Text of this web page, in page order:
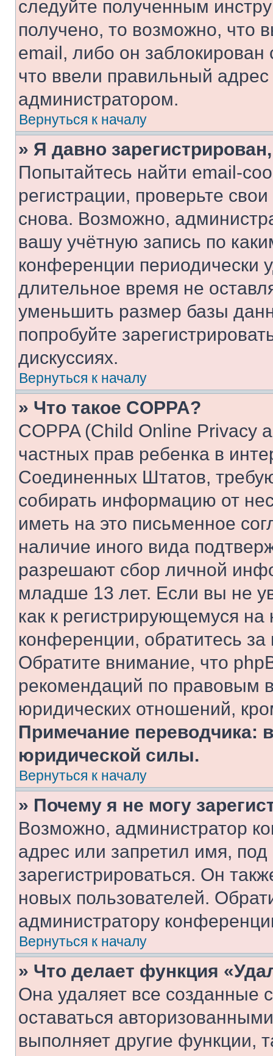
следуйте полученным
получено, то возможно, что
email, либо он
что ввели правильный адрес
администратором.
Вернуться к началу
» Я давно
Попытайтесь найти email-
регистрации, проверьте
снова. Возможно,
вашу учётную запись по
конференции периодически
длительное время не
уменьшить размер базы
попробуйте
дискуссиях.
Вернуться к началу
» Что такое COPPA?
COPPA (Child Online Privacy
частных прав ребенка в
Соединенных Штатов,
собирать информацию от
иметь на это письменное
наличие иного вида
разрешают сбор личной
младше 13 лет. Если вы не
как к регистрирующемуся
конференции, обратитесь
Обратите внимание, что
рекомендаций по правовым
юридических отношений,
Примечание переводчика:
юридической силы.
Вернуться к началу
» Почему я не могу
Возможно, администратор
адрес или запретил имя,
зарегистрироваться. Он
новых пользователей.
администратору
Вернуться к началу
» Что делает функция
Она удаляет все созданные
оставаться
выполняет другие функции,